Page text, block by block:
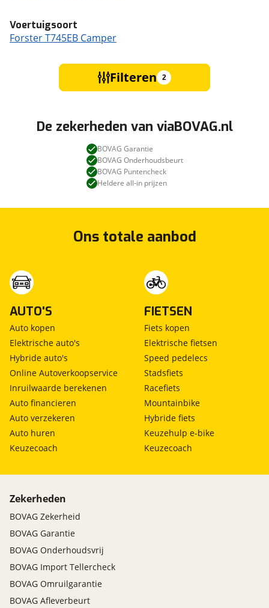
Voertuigsoort
Forster T745EB Camper
Filteren 2
De zekerheden van viaBOVAG.nl
BOVAG Garantie
BOVAG Onderhoudsbeurt
BOVAG Puntencheck
Heldere all-in prijzen
Ons totale aanbod
AUTO'S
Auto kopen
Elektrische auto's
Hybride auto's
Online Autoverkoopservice
Inruilwaarde berekenen
Auto financieren
Auto verzekeren
Auto huren
Keuzecoach
FIETSEN
Fiets kopen
Elektrische fietsen
Speed pedelecs
Stadsfiets
Racefiets
Mountainbike
Hybride fiets
Keuzehulp e-bike
Keuzecoach
Zekerheden
BOVAG Zekerheid
BOVAG Garantie
BOVAG Onderhoudsvrij
BOVAG Import Tellercheck
BOVAG Omruilgarantie
BOVAG Afleverbeurt